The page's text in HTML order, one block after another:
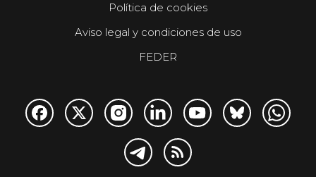
Política de cookies
Aviso legal y condiciones de uso
FEDER